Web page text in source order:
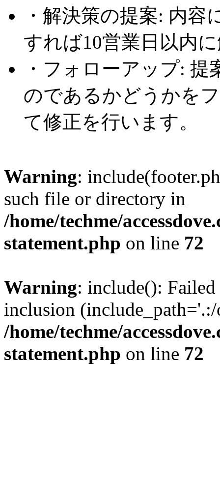
・解決策の提案: 内
すれば10営業日以内
・フォローアップ:
のであるかどうかを
て修正を行います。
Warning:
such file or directory in
/home/techme/
statement.php on line 72
Warning: include():
inclusion
/home/techme/
statement.php on line 72